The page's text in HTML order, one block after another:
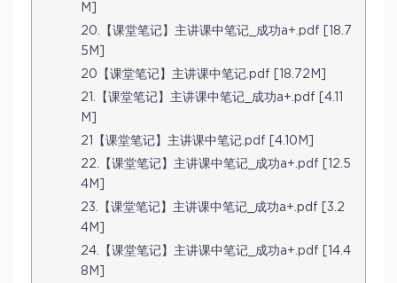
M]
20.【课堂笔记】主讲课中笔记_成功a+.pdf [18.7
5M]
20【课堂笔记】主讲课中笔记.pdf [18.72M]
21.【课堂笔记】主讲课中笔记_成功a+.pdf [4.11
M]
21【课堂笔记】主讲课中笔记.pdf [4.10M]
22.【课堂笔记】主讲课中笔记_成功a+.pdf [12.5
4M]
23.【课堂笔记】主讲课中笔记_成功a+.pdf [3.2
4M]
24.【课堂笔记】主讲课中笔记_成功a+.pdf [14.4
8M]